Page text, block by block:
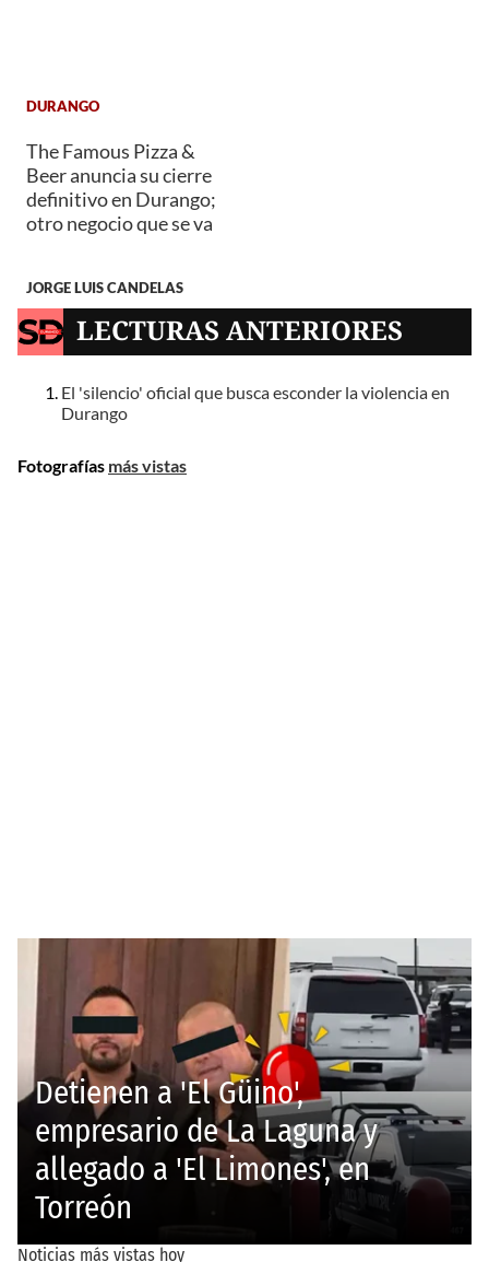
DURANGO
The Famous Pizza &
Beer anuncia su cierre
definitivo en Durango;
otro negocio que se va
JORGE LUIS CANDELAS
LECTURAS ANTERIORES
El 'silencio' oficial que busca esconder la violencia en
Durango
Fotografías más vistas